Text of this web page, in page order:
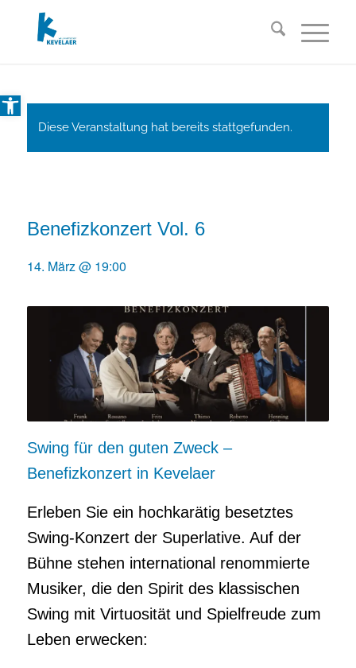
Open toolbar
Diese Veranstaltung hat bereits stattgefunden.
Benefizkonzert Vol. 6
14. März @ 19:00
Swing für den guten Zweck –
Benefizkonzert in Kevelaer
Erleben Sie ein hochkarätig besetztes
Swing-Konzert der Superlative. Auf der
Bühne stehen international renommierte
Musiker, die den Spirit des klassischen
Swing mit Virtuosität und Spielfreude zum
Leben erwecken: